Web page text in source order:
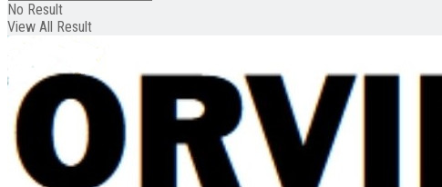
No Result
View All Result